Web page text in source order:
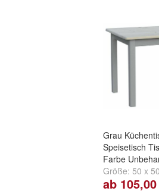
Grau
Speisetisch
Farbe
Größe: 50 x
cm, 50 x 70
ab